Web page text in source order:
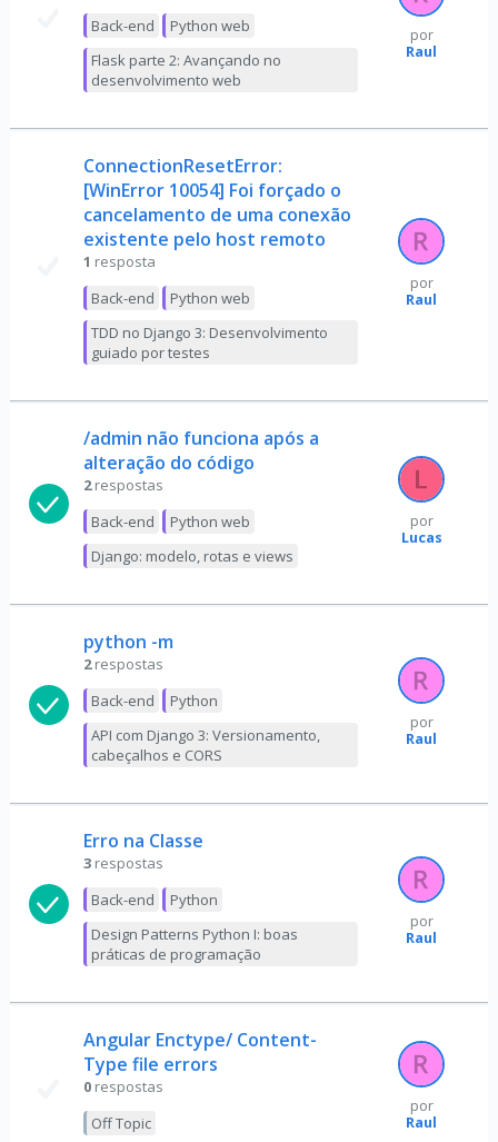
Back-end
Python web
Flask parte 2: Avançando no
desenvolvimento web
por
Raul
ConnectionResetError:
[WinError 10054] Foi forçado o
cancelamento de uma conexão
existente pelo host remoto
1 resposta
Back-end
Python web
TDD no Django 3: Desenvolvimento
guiado por testes
por
Raul
/admin não funciona após a
alteração do código
2 respostas
Back-end
Python web
Django: modelo, rotas e views
por
Lucas
python -m
2 respostas
Back-end
Python
API com Django 3: Versionamento,
cabeçalhos e CORS
por
Raul
Erro na Classe
3 respostas
Back-end
Python
Design Patterns Python I: boas
práticas de programação
por
Raul
Angular Enctype/ Content-
Type file errors
0 respostas
Off Topic
por
Raul